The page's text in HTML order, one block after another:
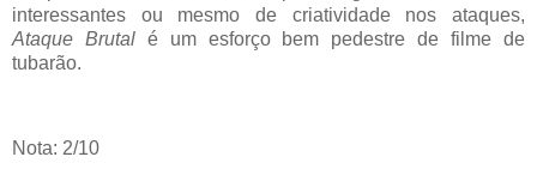
interessantes ou mesmo de criatividade nos ataques,
Ataque Brutal é um esforço bem pedestre de filme de
tubarão.
Nota: 2/10